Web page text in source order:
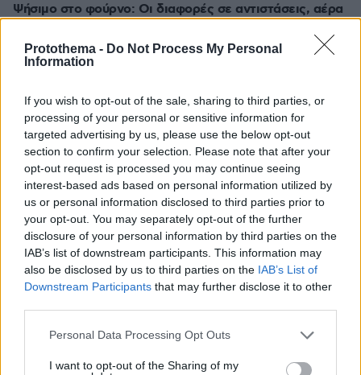
Protothema - Do Not Process My Personal
Information
If you wish to opt-out of the sale, sharing to third parties, or
processing of your personal or sensitive information for
targeted advertising by us, please use the below opt-out
section to confirm your selection. Please note that after your
opt-out request is processed you may continue seeing
interest-based ads based on personal information utilized by
us or personal information disclosed to third parties prior to
your opt-out. You may separately opt-out of the further
disclosure of your personal information by third parties on the
IAB’s list of downstream participants. This information may
also be disclosed by us to third parties on the IAB’s List of
Downstream Participants that may further disclose it to other
Please note that this website/app uses one or more Google
not limited to your visit or usage behaviour. You may click to
Personal Data Processing Opt Outs
I want to opt-out of the Sharing of my
Ψήσιμο στο φούρνο: Οι διαφορές σε αντιστάσεις, αέρα
Οι άνθρωποι που χρησιμοποιούν αυτές τις φράσεις
πριν 25 λεπτά
Φωτιά σε χαμηλή βλάστηση στη Σίνδο, σηκώθηκε ένα
ελικόπτερο
πριν 36 λεπτά
24 ώρες στη Λιουμπλιάνα
πριν 37 λεπτά
Ασημένιο για Γιώργο Χιώτη και Απόστολο Σταύρο
Αλεξίου στο Παγκόσμιο Πρωτάθλημα Κωπηλασίας
Εφήβων-Νεανίδων στη Βουλγαρία, δείτε βίντεο
πριν 39 λεπτά